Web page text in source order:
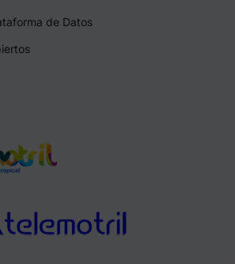
de Datos